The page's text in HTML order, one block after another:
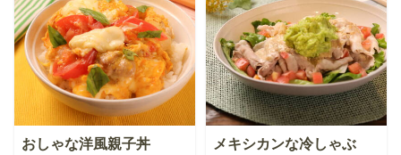
おしゃな洋風親子丼 メキシカンな冷しゃぶ